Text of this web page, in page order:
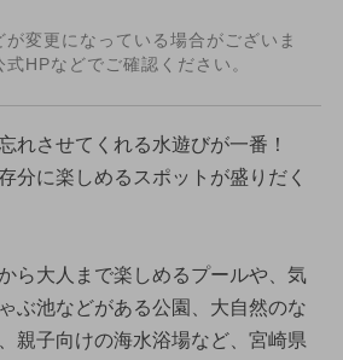
変更になっている場合がございま
HPなどでご確認ください。
れさせてくれる水遊びが一番！
分に楽しめるスポットが盛りだく
ら大人まで楽しめるプールや、気
ぶ池などがある公園、大自然のな
親子向けの海水浴場など、宮崎県